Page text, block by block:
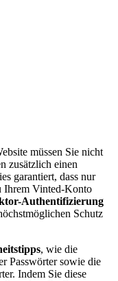
müssen Sie nicht
zusätzlich einen
garantiert, dass nur
Ihrem Vinted-Konto
Authentifizierung
Schutz
, wie die
Passwörter sowie die
Indem Sie diese